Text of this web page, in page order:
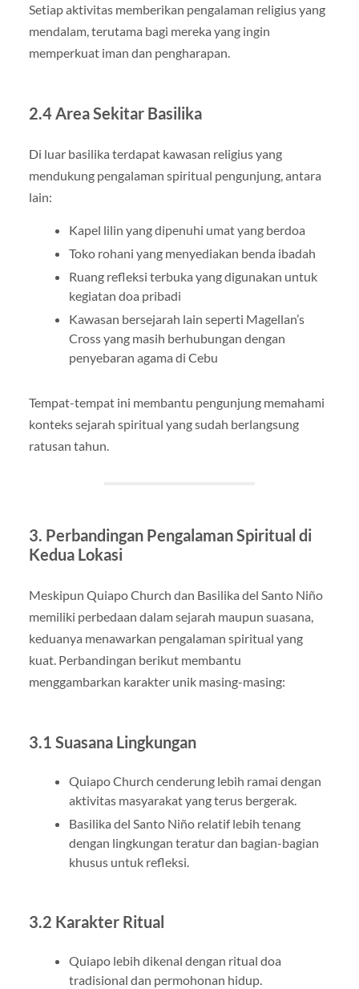
Setiap aktivitas memberikan pengalaman religius yang
mendalam, terutama bagi mereka yang ingin
memperkuat iman dan pengharapan.
2.4 Area Sekitar Basilika
Di luar basilika terdapat kawasan religius yang
mendukung pengalaman spiritual pengunjung, antara
lain:
Kapel lilin yang dipenuhi umat yang berdoa
Toko rohani yang menyediakan benda ibadah
Ruang refleksi terbuka yang digunakan untuk
kegiatan doa pribadi
Kawasan bersejarah lain seperti Magellan’s
Cross yang masih berhubungan dengan
penyebaran agama di Cebu
Tempat-tempat ini membantu pengunjung memahami
konteks sejarah spiritual yang sudah berlangsung
ratusan tahun.
3. Perbandingan Pengalaman Spiritual di
Kedua Lokasi
Meskipun Quiapo Church dan Basilika del Santo Niño
memiliki perbedaan dalam sejarah maupun suasana,
keduanya menawarkan pengalaman spiritual yang
kuat. Perbandingan berikut membantu
menggambarkan karakter unik masing-masing:
3.1 Suasana Lingkungan
Quiapo Church cenderung lebih ramai dengan
aktivitas masyarakat yang terus bergerak.
Basilika del Santo Niño relatif lebih tenang
dengan lingkungan teratur dan bagian-bagian
khusus untuk refleksi.
3.2 Karakter Ritual
Quiapo lebih dikenal dengan ritual doa
tradisional dan permohonan hidup.